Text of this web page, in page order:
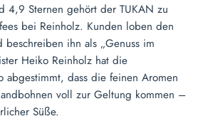
4,9 Sternen gehört der TUKAN zu
bei Reinholz. Kunden loben den
beschreiben ihn als „Genuss im
Heiko Reinholz hat die
abgestimmt, dass die feinen Aromen
voll zur Geltung kommen –
Süße.